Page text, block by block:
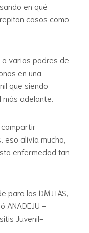
en qué
casos como
varios padres de
en una
que siendo
adelante.
compartir
alivia mucho,
enfermedad tan
para los DMJTAS,
ANADEJU -
Juvenil-